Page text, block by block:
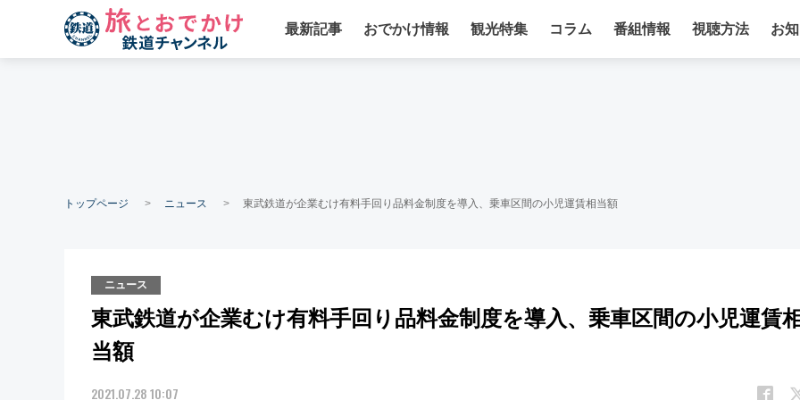
最新記事 おでかけ情報 観光特集 コラム 番組情報 視聴方法 お
トップページ ニュース 東武鉄道が企業むけ有料手回り品料金制度を導入、乗車区間の小児運賃相当額
ニュース
東武鉄道が企業むけ有料手回り品料金制度を導入、乗車区間の小児運賃
当額
2021.07.28 10:07